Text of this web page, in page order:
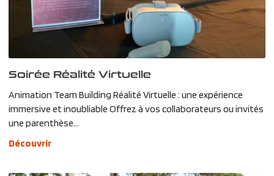
Soirée Réalité Virtuelle
Animation Team Building Réalité Virtuelle : une expérience
immersive et inoubliable Offrez à vos collaborateurs ou invités
une parenthèse...
Découvrir